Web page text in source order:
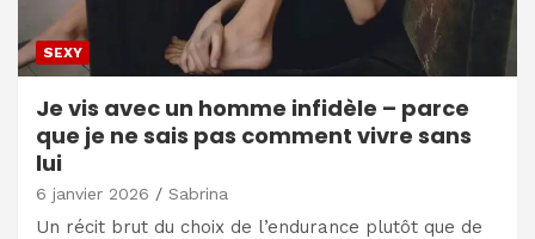
SEXY
Je vis avec un homme infidèle – parce
que je ne sais pas comment vivre sans
lui
6 janvier 2026 Sabrina
Un récit brut du choix de l’endurance plutôt que de